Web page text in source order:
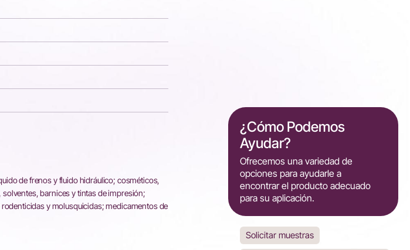
de frenos y fluido hidráulico; cosméticos,
barnices y tintas de impresión;
y molusquicidas; medicamentos de
¿Cómo Podemos
Ayudar?
Ofrecemos una variedad de
opciones para ayudarle a
encontrar el producto adecuado
para su aplicación.
Solicitar muestras